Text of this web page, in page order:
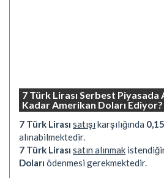
7 Türk Lirası Serbest Piyasada
Kadar Amerikan Doları Ediyor?
7 Türk Lirası satışı karşılığında
alınabilmektedir.
7 Türk Lirası satın alınmak
Doları ödenmesi gerekmektedir.